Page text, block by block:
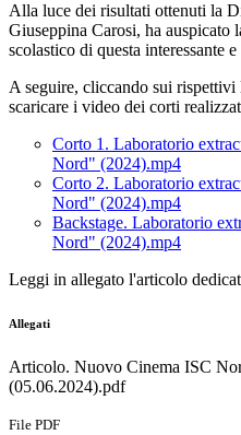
Alla luce dei risultati ottenuti la
Giuseppina Carosi, ha auspicato
scolastico di questa interessante
A seguire, cliccando sui
scaricare i video dei corti
Corto 1. Laboratorio
Nord" (2024).mp4
Corto 2. Laboratorio
Nord" (2024).mp4
Backstage. Laboratorio
Nord" (2024).mp4
Leggi in allegato l'articolo
Allegati
Articolo. Nuovo Cinema ISC
(05.06.2024).pdf
File PDF